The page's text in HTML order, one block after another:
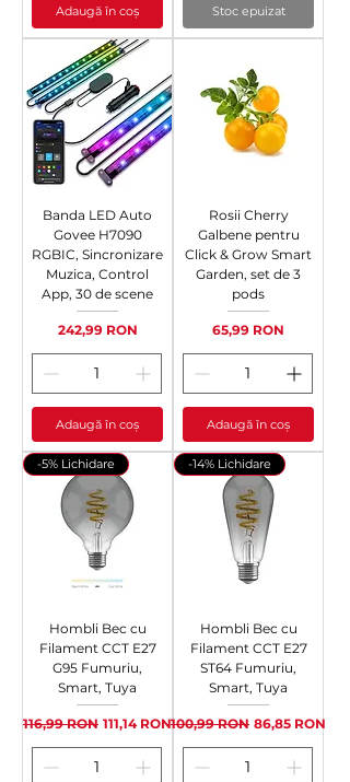
Adaugă în coș Stoc epuizat
Banda LED Auto
Govee H7090
RGBIC, Sincronizare
Muzica, Control
App, 30 de scene
Preț
242,99 RON
Adaugă în coș
Rosii Cherry
Galbene pentru
Click & Grow Smart
Garden, set de 3
pods
Preț
65,99 RON
Adaugă în coș
-5% Lichidare
Hombli Bec cu
Filament CCT E27
G95 Fumuriu,
Smart, Tuya
Preț normal
116,99 RON Preț redus
111,14 RON
-14% Lichidare
Hombli Bec cu
Filament CCT E27
ST64 Fumuriu,
Smart, Tuya
Preț normal
100,99 RON Preț redus
86,85 RON